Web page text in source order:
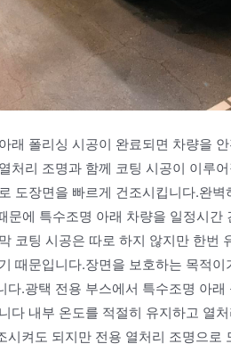
래 폴리싱 시공이 완료되면 차량을
처리 조명과 함께 코팅 시공이 이루
도장면을 빠르게 건조시킵니다.완
문에 특수조명 아래 차량을 일정시
코팅 시공은 따로 하지 않지만 한번
때문입니다.장면을 보호하는 목적
다.광택 전용 부스에서 특수조명 아
다 내부 온도를 적절히 유지하고 열
시켜도 되지만 전용 열처리 조명으